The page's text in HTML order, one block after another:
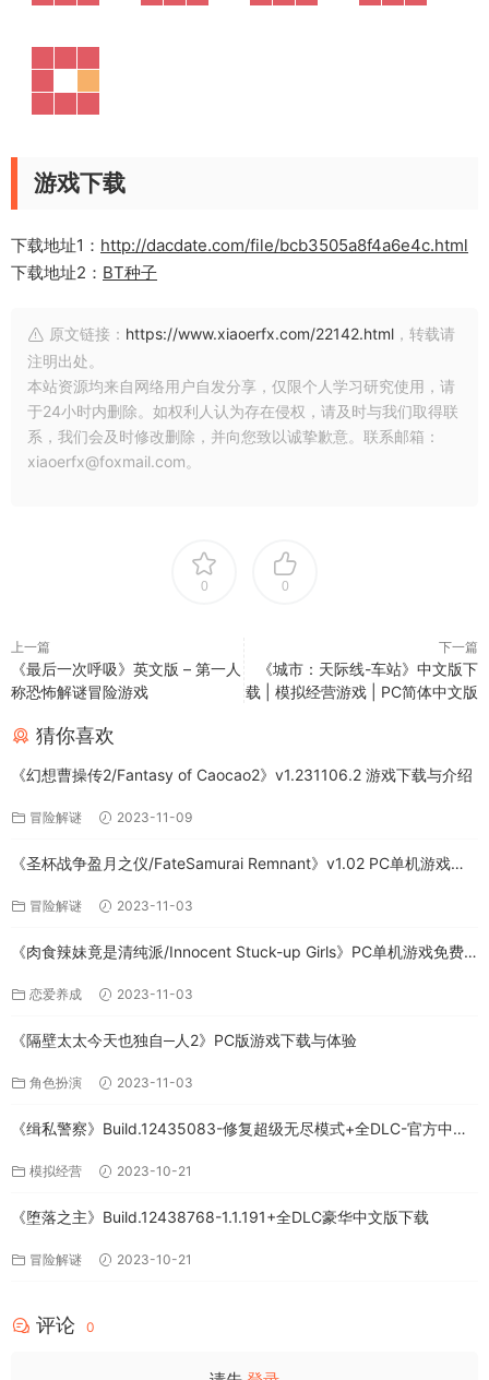
游戏下载
下载地址1： http://dacdate.com/file/bcb3505a8f4a6e4c.html
下载地址2： BT种子
原文链接： https://www.xiaoerfx.com/22142.html ，转载请
注明出处。
本站资源均来自网络用户自发分享，仅限个人学习研究使用，请
于24小时内删除。如权利人认为存在侵权，请及时与我们取得联
系，我们会及时修改删除，并向您致以诚挚歉意。联系邮箱：
xiaoerfx@foxmail.com。
0 0
上一篇
《最后一次呼吸》英文版 – 第一人
称恐怖解谜冒险游戏
下一篇
《城市：天际线-车站》中文版下
载 | 模拟经营游戏 | PC简体中文版
猜你喜欢
《幻想曹操传2/Fantasy of Caocao2》v1.231106.2 游戏下载与介绍
冒险解谜 2023-11-09
《圣杯战争盈月之仪/FateSamurai Remnant》v1.02 PC单机游戏下
冒险解谜 2023-11-03
《肉食辣妹竟是清纯派/Innocent Stuck-up Girls》PC单机游戏免费
恋爱养成 2023-11-03
《隔壁太太今天也独自─人2》PC版游戏下载与体验
角色扮演 2023-11-03
《缉私警察》Build.12435083-修复超级无尽模式+全DLC-官方中文-
模拟经营 2023-10-21
《堕落之主》Build.12438768-1.1.191+全DLC豪华中文版下载
冒险解谜 2023-10-21
评论 0